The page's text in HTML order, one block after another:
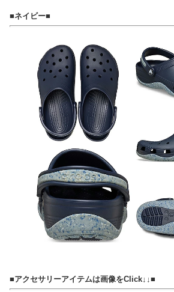
■ネイビー■
■アクセサリーアイテムは画像をClick↓↓■